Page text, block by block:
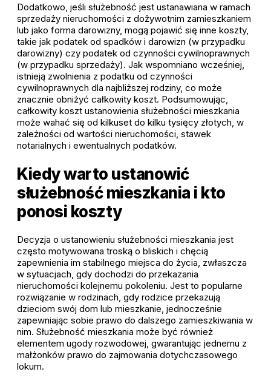
Dodatkowo, jeśli służebność jest ustanawiana w ramach
sprzedaży nieruchomości z dożywotnim zamieszkaniem
lub jako forma darowizny, mogą pojawić się inne koszty,
takie jak podatek od spadków i darowizn (w przypadku
darowizny) czy podatek od czynności cywilnoprawnych
(w przypadku sprzedaży). Jak wspomniano wcześniej,
istnieją zwolnienia z podatku od czynności
cywilnoprawnych dla najbliższej rodziny, co może
znacznie obniżyć całkowity koszt. Podsumowując,
całkowity koszt ustanowienia służebności mieszkania
może wahać się od kilkuset do kilku tysięcy złotych, w
zależności od wartości nieruchomości, stawek
notarialnych i ewentualnych podatków.
Kiedy warto ustanowić
służebność mieszkania i kto
ponosi koszty
Decyzja o ustanowieniu służebności mieszkania jest
często motywowana troską o bliskich i chęcią
zapewnienia im stabilnego miejsca do życia, zwłaszcza
w sytuacjach, gdy dochodzi do przekazania
nieruchomości kolejnemu pokoleniu. Jest to popularne
rozwiązanie w rodzinach, gdy rodzice przekazują
dzieciom swój dom lub mieszkanie, jednocześnie
zapewniając sobie prawo do dalszego zamieszkiwania w
nim. Służebność mieszkania może być również
elementem ugody rozwodowej, gwarantując jednemu z
małżonków prawo do zajmowania dotychczasowego
lokum.